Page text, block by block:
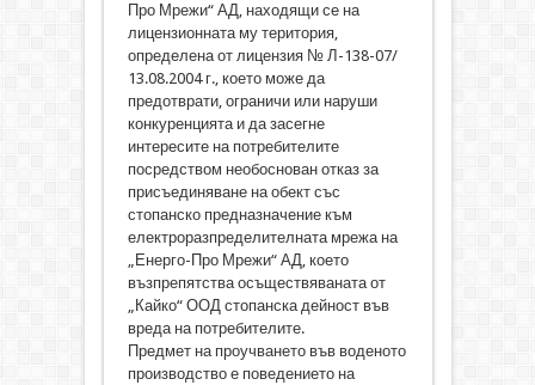
Про Мрежи“ АД, находящи се на
лицензионната му територия,
определена от лицензия № Л-138-07/
13.08.2004 г., което може да
предотврати, ограничи или наруши
конкуренцията и да засегне
интересите на потребителите
посредством необоснован отказ за
присъединяване на обект със
стопанско предназначение към
електроразпределителната мрежа на
„Енерго-Про Мрежи“ АД, което
възпрепятства осъществяваната от
„Кайко“ ООД стопанска дейност във
вреда на потребителите.
Предмет на проучването във воденото
производство е поведението на